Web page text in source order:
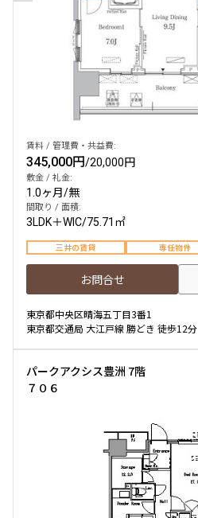
賃料 / 管理費・共益費:
345,000円/20,000円
敷金 / 礼金:
1.0ヶ月/無
間取り / 面積:
3LDK＋WIC/75.71㎡
三井の賃貸 専任物件
お問合せ
東京都中央区晴海五丁目3番1
東京都交通局 大江戸線 勝どき 徒歩12分
パークアクシス豊洲 7階
７０６